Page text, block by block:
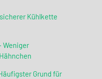
Kühlkette
Weniger
Grund für